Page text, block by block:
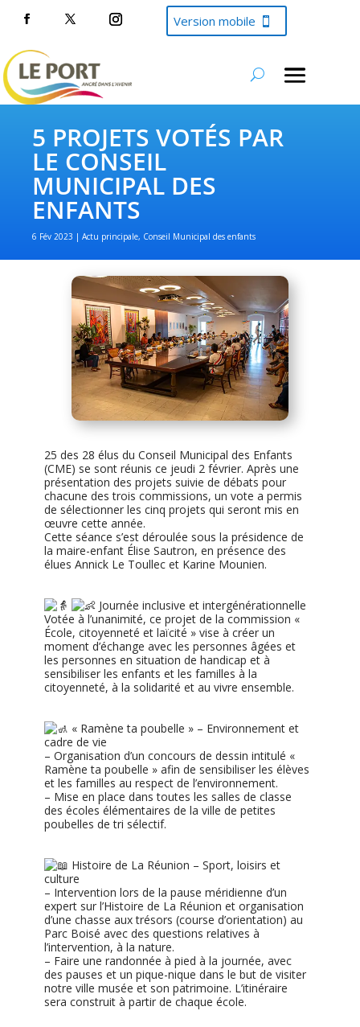
Version mobile
5 PROJETS VOTÉS PAR
LE CONSEIL
MUNICIPAL DES
ENFANTS
6 Fév 2023 Actu principale, Conseil Municipal des enfants
25 des 28 élus du Conseil Municipal des Enfants
(CME) se sont réunis ce jeudi 2 février. Après une
présentation des projets suivie de débats pour
chacune des trois commissions, un vote a permis
de sélectionner les cinq projets qui seront mis en
œuvre cette année.
Cette séance s’est déroulée sous la présidence de
la maire-enfant Élise Sautron, en présence des
élues Annick Le Toullec et Karine Mounien.
Journée inclusive et intergénérationnelle
Votée à l’unanimité, ce projet de la commission «
École, citoyenneté et laïcité » vise à créer un
moment d’échange avec les personnes âgées et
les personnes en situation de handicap et à
sensibiliser les enfants et les familles à la
citoyenneté, à la solidarité et au vivre ensemble.
« Ramène ta poubelle » – Environnement et
cadre de vie
– Organisation d’un concours de dessin intitulé «
Ramène ta poubelle » afin de sensibiliser les élèves
et les familles au respect de l’environnement.
– Mise en place dans toutes les salles de classe
des écoles élémentaires de la ville de petites
poubelles de tri sélectif.
Histoire de La Réunion – Sport, loisirs et
culture
– Intervention lors de la pause méridienne d’un
expert sur l’Histoire de La Réunion et organisation
d’une chasse aux trésors (course d’orientation) au
Parc Boisé avec des questions relatives à
l’intervention, à la nature.
– Faire une randonnée à pied à la journée, avec
des pauses et un pique-nique dans le but de visiter
notre ville musée et son patrimoine. L’itinéraire
sera construit à partir de chaque école.